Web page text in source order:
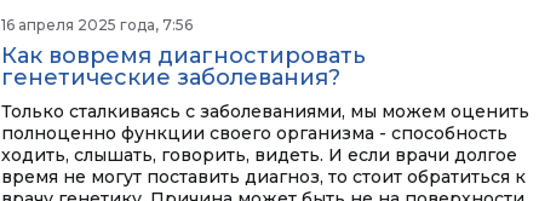
16 апреля 2025 года, 7:56
Как вовремя диагностировать
генетические заболевания?
Только сталкиваясь с заболеваниями, мы можем оценить
полноценно функции своего организма - способность
ходить, слышать, говорить, видеть. И если врачи долгое
время не могут поставить диагноз, то стоит обратиться к